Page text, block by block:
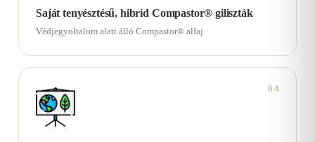
Saját tenyésztésű, hibrid Compastor® giliszták
Védjegyoltalom alatt álló Compastor® alfaj
04